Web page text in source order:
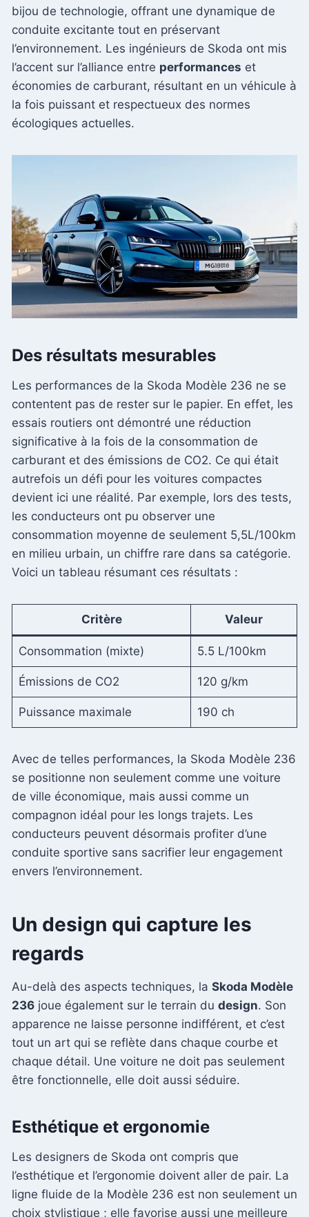
bijou de technologie, offrant une dynamique de
conduite excitante tout en préservant
l’environnement. Les ingénieurs de Skoda ont mis
l’accent sur l’alliance entre performances et
économies de carburant, résultant en un véhicule à
la fois puissant et respectueux des normes
écologiques actuelles.
Des résultats mesurables
Les performances de la Skoda Modèle 236 ne se
contentent pas de rester sur le papier. En effet, les
essais routiers ont démontré une réduction
significative à la fois de la consommation de
carburant et des émissions de CO2. Ce qui était
autrefois un défi pour les voitures compactes
devient ici une réalité. Par exemple, lors des tests,
les conducteurs ont pu observer une
consommation moyenne de seulement 5,5L/100km
en milieu urbain, un chiffre rare dans sa catégorie.
Voici un tableau résumant ces résultats :
Critère Valeur
Consommation (mixte) 5.5 L/100km
Émissions de CO2 120 g/km
Puissance maximale 190 ch
Avec de telles performances, la Skoda Modèle 236
se positionne non seulement comme une voiture
de ville économique, mais aussi comme un
compagnon idéal pour les longs trajets. Les
conducteurs peuvent désormais profiter d’une
conduite sportive sans sacrifier leur engagement
envers l’environnement.
Un design qui capture les
regards
Au-delà des aspects techniques, la Skoda Modèle
236 joue également sur le terrain du design. Son
apparence ne laisse personne indifférent, et c’est
tout un art qui se reflète dans chaque courbe et
chaque détail. Une voiture ne doit pas seulement
être fonctionnelle, elle doit aussi séduire.
Esthétique et ergonomie
Les designers de Skoda ont compris que
l’esthétique et l’ergonomie doivent aller de pair. La
ligne fluide de la Modèle 236 est non seulement un
choix stylistique ; elle favorise aussi une meilleure